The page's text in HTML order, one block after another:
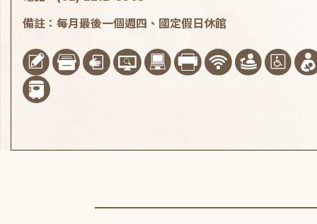
備註：每月最後一個週四、國定假日休館